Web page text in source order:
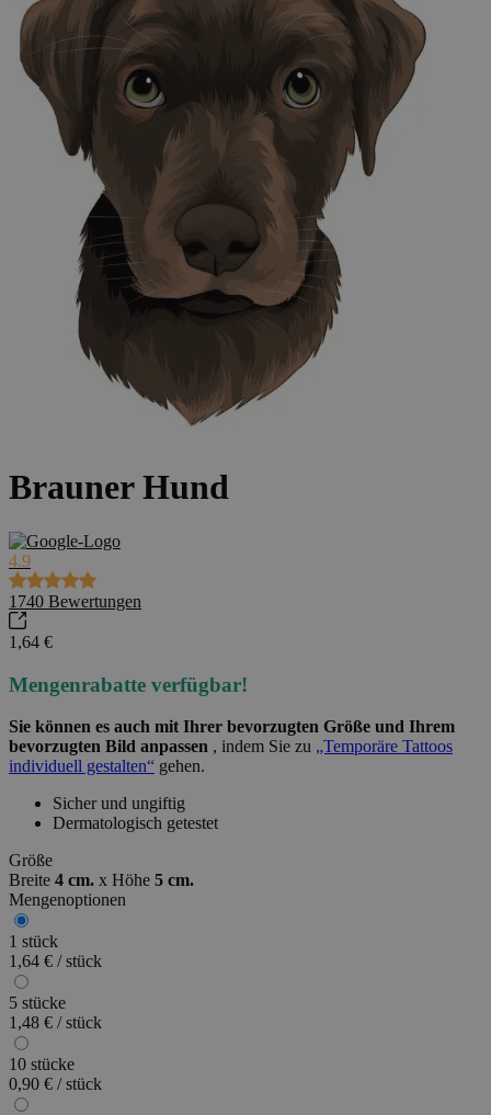
Brauner Hund
4.9
1740 Bewertungen
1,64 €
Mengenrabatte verfügbar!
Sie können es auch mit Ihrer bevorzugten Größe und Ihrem
bevorzugten Bild anpassen , indem Sie zu „Temporäre Tattoos
individuell gestalten“ gehen.
Sicher und ungiftig
Dermatologisch getestet
Größe
Breite 4 cm. x Höhe 5 cm.
Mengenoptionen
1 stück
1,64 € / stück
5 stücke
1,48 € / stück
10 stücke
0,90 € / stück